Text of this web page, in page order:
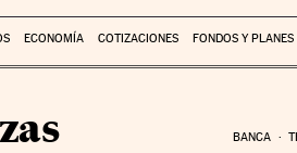
ECONOMÍA COTIZACIONES FONDOS Y PLANES
BANCA